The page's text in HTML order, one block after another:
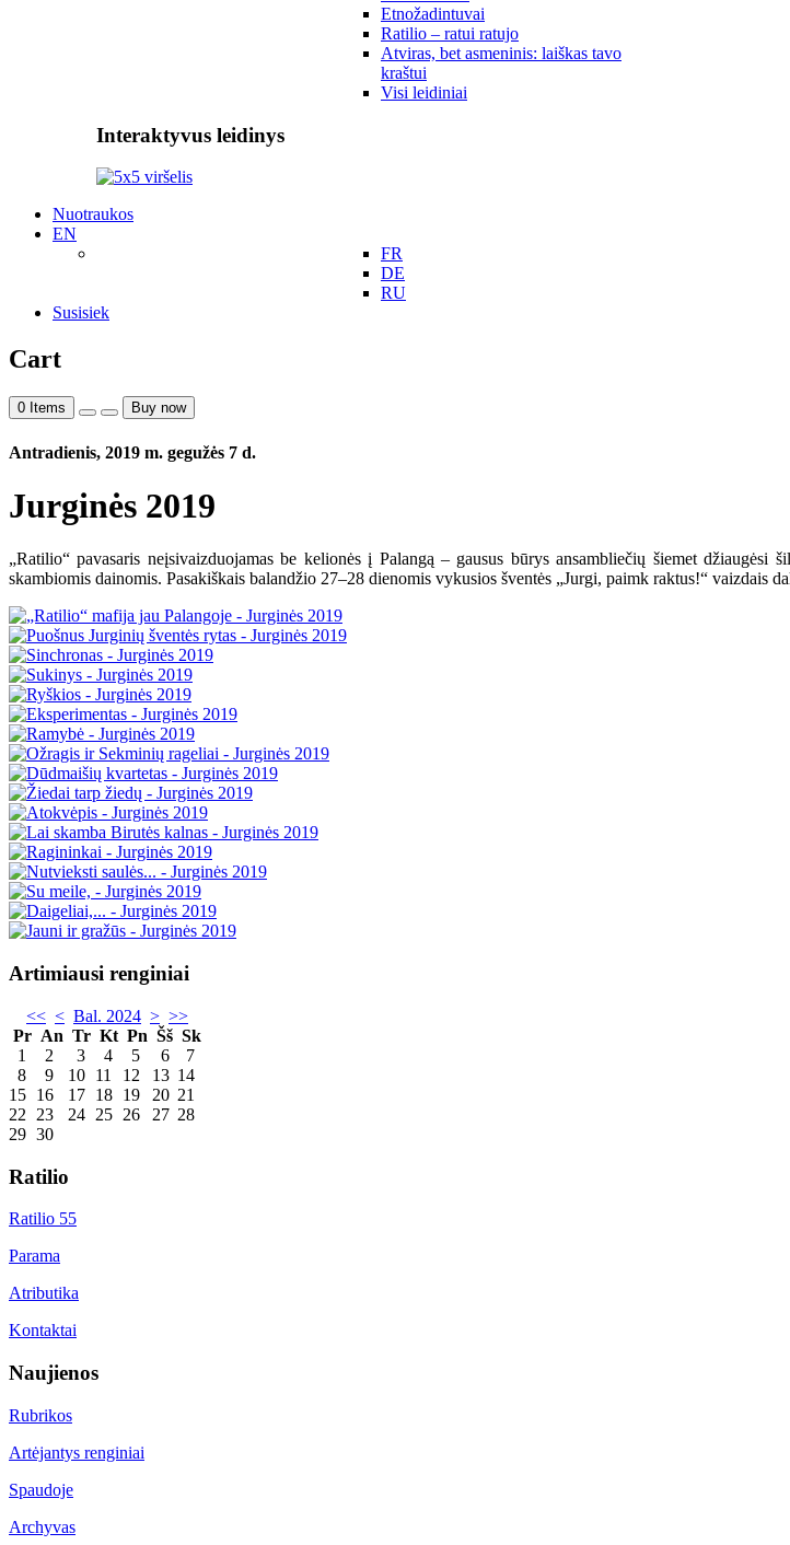
Etnožadintuvai
Ratilio – ratui ratujo
Atviras, bet asmeninis: laiškas tavo
kraštui
Visi leidiniai
Interaktyvus leidinys
Nuotraukos
EN
FR
DE
RU
Susisiek
Cart
0 Items Buy now
Antradienis, 2019 m. gegužės 7 d.
Jurginės 2019
„Ratilio“ pavasaris neįsivaizduojamas be kelionės į Palangą – gausus būrys ansambliečių šiemet
skambiomis dainomis. Pasakiškais balandžio 27–28 dienomis vykusios šventės „Jurgi, paimk raktus!“ vaizdais
Artimiausi renginiai
<< < Bal. 2024 > >>
Pr An Tr Kt Pn Šš Sk
1
2 3 4 5 6
7
8
9 10 11 12 13 14
15 16 17 18 19 20 21
22
23 24 25 26 27 28
29 30
Ratilio
Ratilio 55
Parama
Atributika
Kontaktai
Naujienos
Rubrikos
Artėjantys renginiai
Spaudoje
Archyvas